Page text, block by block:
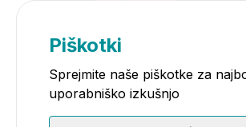
Piškotki
Sprejmite naše piškotke za
uporabniško izkušnjo